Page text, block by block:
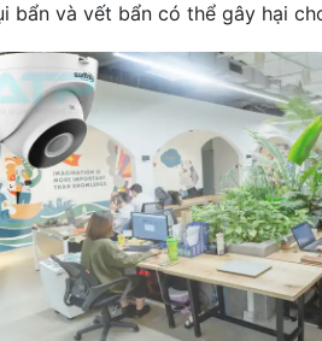
bẩn và vết bẩn có thể gây hại